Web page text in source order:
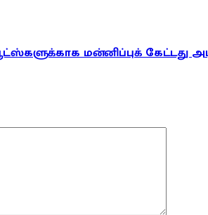
மன்னிப்புக் கேட்டது